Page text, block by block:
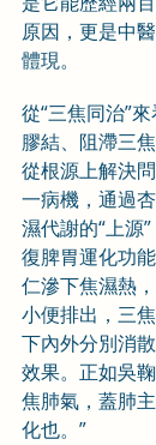
原因，更是中
體現。
從“三焦同治”
膠結、阻滯三
從根源上解決
一病機，通過
濕代謝的“上源
復脾胃運化功
仁滲下焦濕熱
小便排出，三
下內外分別消
效果。正如吳
焦肺氣，蓋肺
化也。”